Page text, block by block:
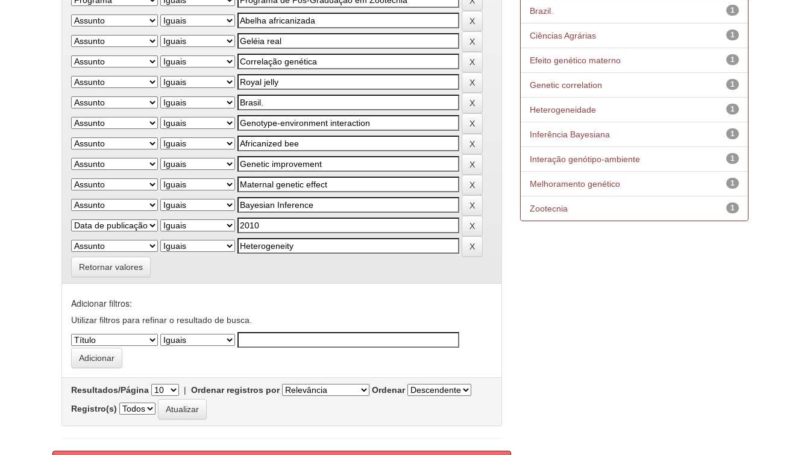
Retornar valores
Adicionar filtros:
Utilizar filtros para refinar o resultado de busca.
Resultados/Página | Ordenar registros por
Ordenar
Registro(s)
1
Brazil.
1
Ciências Agrárias
1
Efeito genético materno
1
Genetic correlation
1
Heterogeneidade
1
Inferência Bayesiana
1
Interação genótipo-ambiente
1
Melhoramento genético
1
Zootecnia